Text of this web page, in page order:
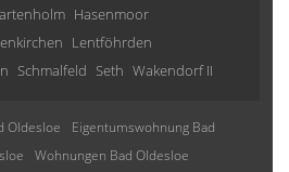
Hasenmoor
Lentföhrden
Schmalfeld Seth Wakendorf II
Oldesloe
Eigentumswohnung Bad
Wohnungen Bad Oldesloe